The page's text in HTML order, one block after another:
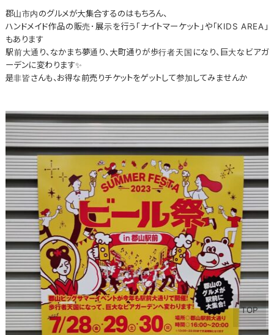
郡山市内のグルメが大集合するのはもちろん、
ハンドメイド作品の販売･展示を行う｢ナイトマーケット｣や｢KIDS AREA｣
もあります
駅前大通り、なかまち夢通り、大町通りが歩行者天国になり、巨大なビアガ
ーデンに変わります✨
是非皆さんも、お得な前売りチケットをゲットして参加してみませんか
TOP